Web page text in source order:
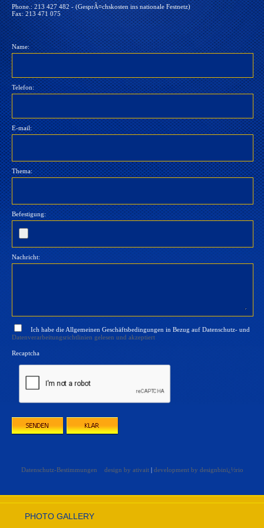
Phone.: 213 427 482 - (GesprÃ¤chskosten ins nationale Festnetz)
Fax: 213 471 075
Name:
Telefon:
E-mail:
Thema:
Befestigung:
Nachricht:
Ich habe die Allgemeinen Geschäftsbedingungen in Bezug auf Datenschutz- und
Datenverarbeitungsrichtlinien gelesen und akzeptiert
Recaptcha
Datenschutz-Bestimmungen design by ativait| development by designbinï¿½rio
PHOTO GALLERY